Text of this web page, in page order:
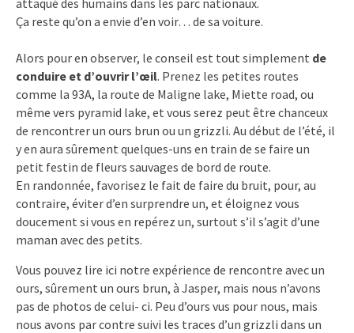
Ça reste qu’on a envie d’en voir… de sa voiture.
Alors pour en observer, le conseil est tout simplement de
conduire et d’ouvrir l’œil. Prenez les petites routes
comme la 93A, la route de Maligne lake, Miette road, ou
même vers pyramid lake, et vous serez peut être chanceux
de rencontrer un ours brun ou un grizzli. Au début de l’été, il
y en aura sûrement quelques-uns en train de se faire un
petit festin de fleurs sauvages de bord de route.
En randonnée, favorisez le fait de faire du bruit, pour, au
contraire, éviter d’en surprendre un, et éloignez vous
doucement si vous en repérez un, surtout s’il s’agit d’une
maman avec des petits.
Vous pouvez lire ici notre expérience de rencontre avec un
ours, sûrement un ours brun, à Jasper, mais nous n’avons
pas de photos de celui- ci. Peu d’ours vus pour nous, mais
nous avons par contre suivi les traces d’un grizzli dans un